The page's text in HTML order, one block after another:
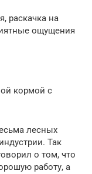
раскачка на
ощущения
кормой с
лесных
Так
о том, что
работу, а